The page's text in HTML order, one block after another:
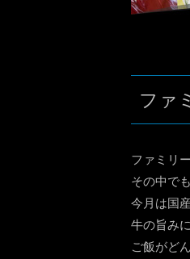
ファ
ファミリ
その中で
今月は国
牛の旨み
ご飯がど